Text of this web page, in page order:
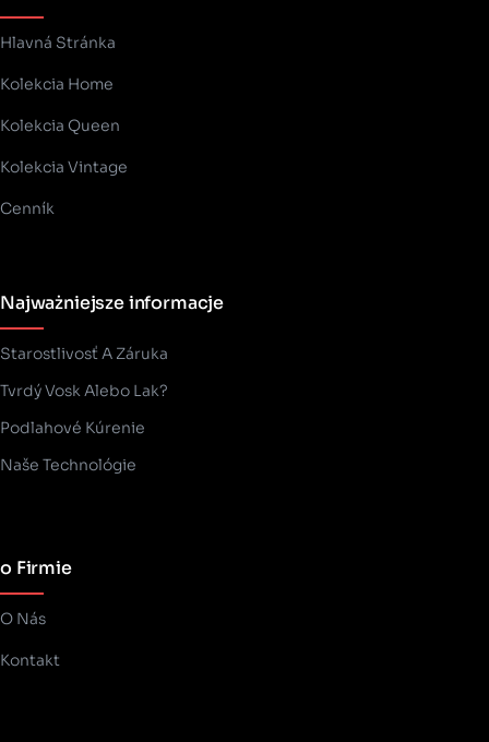
Hlavná Stránka
Kolekcia Home
Kolekcia Queen
Kolekcia Vintage
Cenník
Najważniejsze informacje
Starostlivosť A Záruka
Tvrdý Vosk Alebo Lak?
Podlahové Kúrenie
Naše Technológie
o Firmie
O Nás
Kontakt